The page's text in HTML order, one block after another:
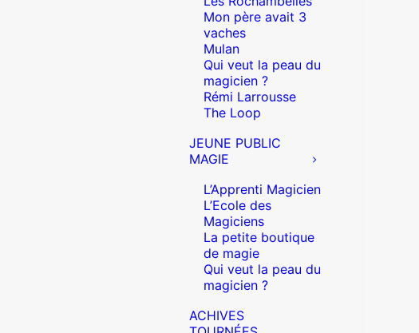
Mon père avait 3
vaches
Mulan
Qui veut la peau du
magicien ?
Rémi Larrousse
The Loop
JEUNE PUBLIC
MAGIE
L’Apprenti Magicien
L’Ecole des
Magiciens
La petite boutique
de magie
Qui veut la peau du
magicien ?
ACHIVES